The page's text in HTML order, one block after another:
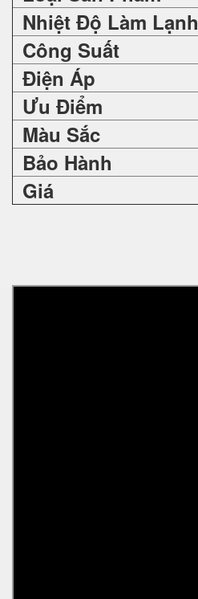
Nhiệt Độ Làm Lạnh
Công Suất
Điện Áp
Ưu Điểm
Màu Sắc
Bảo Hành
Giá